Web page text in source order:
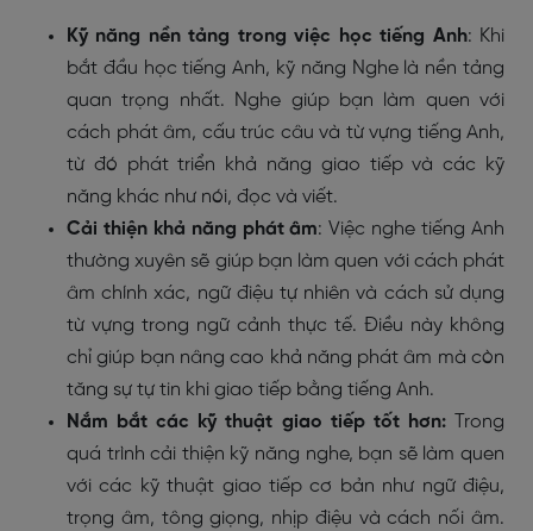
Kỹ năng nền tảng trong việc học tiếng Anh: Khi
bắt đầu học tiếng Anh, kỹ năng Nghe là nền tảng
quan trọng nhất. Nghe giúp bạn làm quen với
cách phát âm, cấu trúc câu và từ vựng tiếng Anh,
từ đó phát triển khả năng giao tiếp và các kỹ
năng khác như nói, đọc và viết.
Cải thiện khả năng phát âm: Việc nghe tiếng Anh
thường xuyên sẽ giúp bạn làm quen với cách phát
âm chính xác, ngữ điệu tự nhiên và cách sử dụng
từ vựng trong ngữ cảnh thực tế. Điều này không
chỉ giúp bạn nâng cao khả năng phát âm mà còn
tăng sự tự tin khi giao tiếp bằng tiếng Anh.
Nắm bắt các kỹ thuật giao tiếp tốt hơn:
Trong
quá trình cải thiện kỹ năng nghe, bạn sẽ làm quen
với các kỹ thuật giao tiếp cơ bản như ngữ điệu,
trọng âm, tông giọng, nhịp điệu và cách nối âm.